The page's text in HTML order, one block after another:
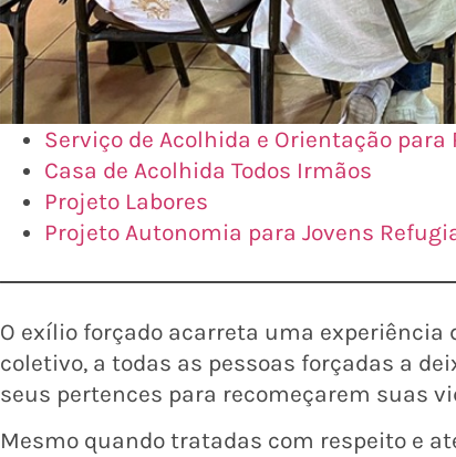
Serviço de Acolhida e Orientação para
Casa de Acolhida Todos Irmãos
Projeto Labores
Projeto Autonomia para Jovens
O exílio forçado acarreta uma
coletivo, a todas as pessoas forçadas a
seus pertences para recomeçarem suas
Mesmo quando tratadas com respeito e